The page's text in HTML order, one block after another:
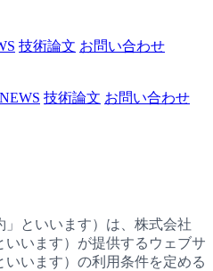
技術論文 お問い合わせ
NEWS 技術論文 お問い合わせ
といいます）は、株式会社
います）が提供するウェブサ
います）の利用条件を定める